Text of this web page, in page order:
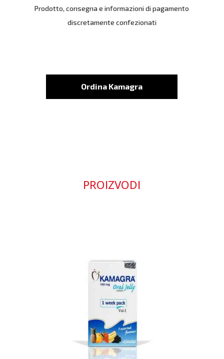
Prodotto, consegna e informazioni di pagamento
discretamente confezionati
Ordina Kamagra
PROIZVODI